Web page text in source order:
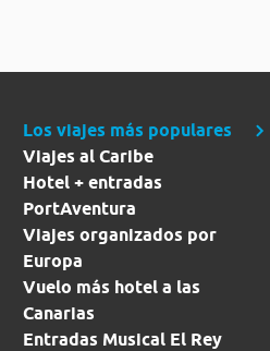
Los viajes más populares
Viajes al Caribe
Hotel + entradas
PortAventura
Viajes organizados por
Europa
Vuelo más hotel a las
Canarias
Entradas Musical El Rey